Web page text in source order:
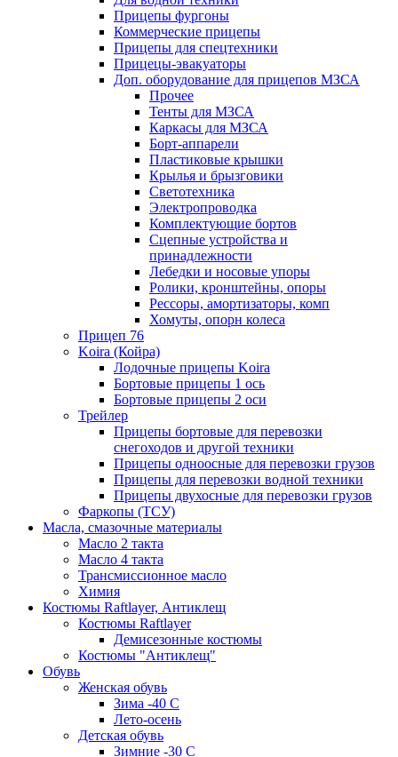
Прицепы фургоны
Коммерческие прицепы
Прицепы для спецтехники
Прицецы-эвакуаторы
Доп. оборудование для прицепов МЗСА
Прочее
Тенты для МЗСА
Каркасы для МЗСА
Борт-аппарели
Пластиковые крышки
Крылья и брызговики
Светотехника
Электропроводка
Комплектующие бортов
Сцепные устройства и
принадлежности
Лебедки и носовые упоры
Ролики, кронштейны, опоры
Рессоры, амортизаторы, комп
Хомуты, опорн колеса
Прицеп 76
Koira (Койра)
Лодочные прицепы Koira
Бортовые прицепы 1 ось
Бортовые прицепы 2 оси
Трейлер
Прицепы бортовые для перевозки
снегоходов и другой техники
Прицепы одноосные для перевозки грузов
Прицепы для перевозки водной техники
Прицепы двухосные для перевозки грузов
Фаркопы (ТСУ)
Масла, смазочные материалы
Масло 2 такта
Масло 4 такта
Трансмиссионное масло
Химия
Костюмы Raftlayer, Антиклещ
Костюмы Raftlayer
Демисезонные костюмы
Костюмы "Антиклещ"
Обувь
Женская обувь
Зима -40 С
Лето-осень
Детская обувь
Зимние -30 С